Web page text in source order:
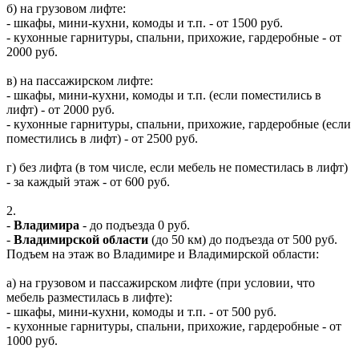
б) на грузовом лифте:
- шкафы, мини-кухни, комоды и т.п. - от 1500 руб.
- кухонные гарнитуры, спальни, прихожие, гардеробные - от
2000 руб.
в) на пассажирском лифте:
- шкафы, мини-кухни, комоды и т.п. (если поместились в
лифт) - от 2000 руб.
- кухонные гарнитуры, спальни, прихожие, гардеробные (если
поместились в лифт) - от 2500 руб.
г) без лифта (в том числе, если мебель не поместилась в лифт)
- за каждый этаж - от 600 руб.
2.
- Владимира - до подъезда 0 руб.
- Владимирской области (до 50 км) до подъезда от 500 руб.
Подъем на этаж во Владимире и Владимирской области:
а) на грузовом и пассажирском лифте (при условии, что
мебель разместилась в лифте):
- шкафы, мини-кухни, комоды и т.п. - от 500 руб.
- кухонные гарнитуры, спальни, прихожие, гардеробные - от
1000 руб.